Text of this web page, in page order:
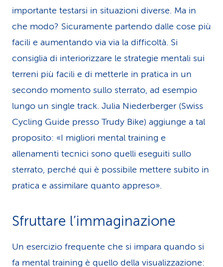
importante testarsi in situazioni diverse. Ma in
che modo? Sicuramente partendo dalle cose più
facili e aumentando via via la dif­fi­coltà. Si
consiglia di interiorizzare le strategie mentali sui
terreni più facili e di metterle in pratica in un
secondo momento sullo sterrato, ad esempio
lungo un single track. Julia Niederberger (Swiss
Cycling Guide presso Trudy Bike) aggiunge a tal
proposito: «I migliori mental training e
allenamenti tecnici sono quelli eseguiti sullo
sterrato, perché qui è possibile mettere subito in
pratica e assimilare quanto appreso».
Sfruttare l’immaginazione
Un esercizio frequente che si impara quando si
fa mental training è quello della visualizzazione: